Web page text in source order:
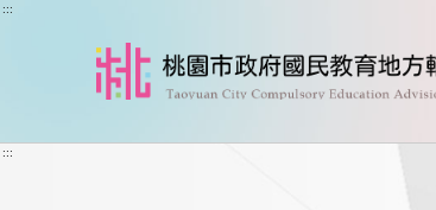
跳到主要內容
:::
:::